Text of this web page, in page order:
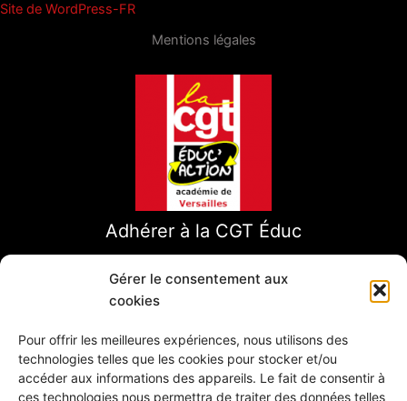
Gérer le consentement aux
cookies
Pour offrir les meilleures expériences, nous utilisons des
technologies telles que les cookies pour stocker et/ou
accéder aux informations des appareils. Le fait de consentir à
ces technologies nous permettra de traiter des données telles
Site de WordPress-FR
Mentions légales
Adhérer à la CGT Éduc